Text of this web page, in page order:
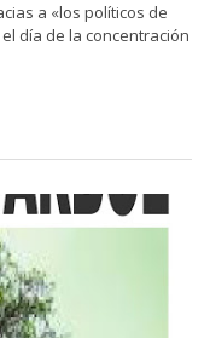
a «los políticos de
día de la concentración